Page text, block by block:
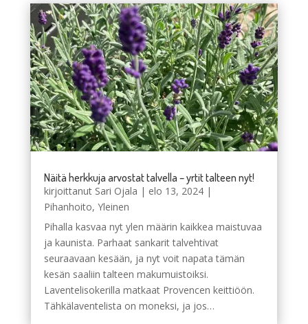
Näitä herkkuja arvostat talvella – yrtit talteen nyt!
kirjoittanut Sari Ojala | elo 13, 2024|
Pihanhoito, Yleinen
Pihalla kasvaa nyt ylen määrin kaikkea maistuvaa
ja kaunista. Parhaat sankarit talvehtivat
seuraavaan kesään, ja nyt voit napata tämän
kesän saaliin talteen makumuistoiksi.
Laventelisokerilla matkaat Provencen keittiöön.
Tähkälaventelista on moneksi, ja jos…